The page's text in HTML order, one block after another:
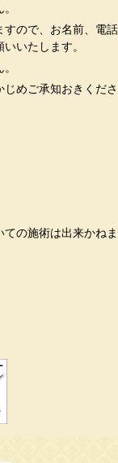
すので、お名前、電話
いたします。
めご承知おきくださ
の施術は出来かねま